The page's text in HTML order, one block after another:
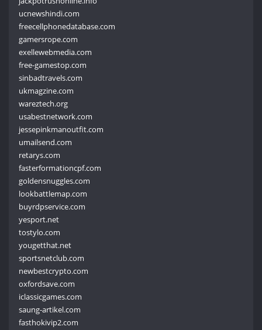
ucnewshindi.com
freecellphonedatabase.com
gamersrope.com
exellewebmedia.com
free-gamestop.com
sinbadtravels.com
ukmagzine.com
wareztech.org
usabestnetwork.com
jessepinkmanoutfit.com
umailsend.com
retarys.com
fasterformationcpf.com
goldensnuggles.com
lookbattlemap.com
buyrdpservice.com
yesport.net
tostylo.com
yougetthat.net
sportsnetclub.com
newbestcrypto.com
oxfordsave.com
iclassicgames.com
saung-artikel.com
fasthokivip2.com